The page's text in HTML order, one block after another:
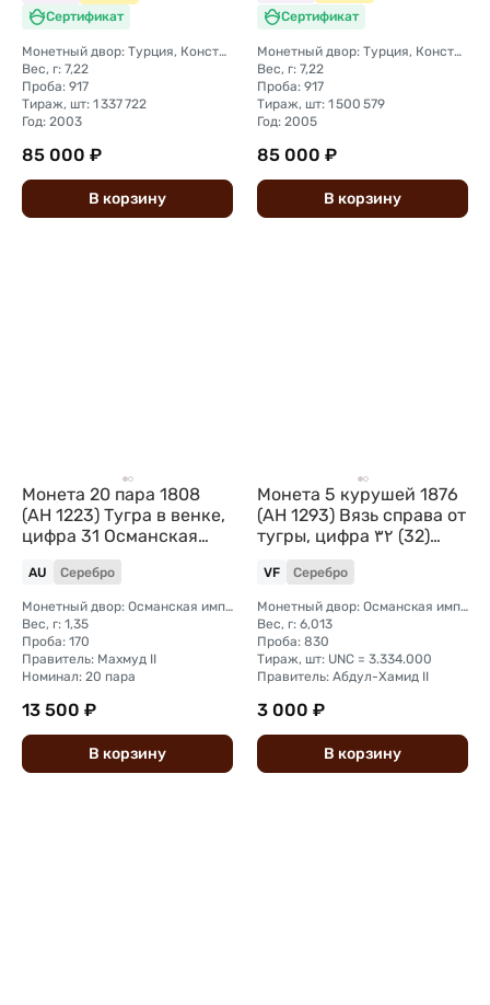
Сертификат
Монетный двор: Турция, Константинополь
Вес, г: 7,22
Проба: 917
Тираж, шт: 1 337 722
Год: 2003
85 000 ₽
В корзину
Сертификат
Монетный двор: Турция, Константинополь
Вес, г: 7,22
Проба: 917
Тираж, шт: 1 500 579
Год: 2005
85 000 ₽
В корзину
Монета 20 пара 1808
(AH 1223) Тугра в венке,
цифра 31 Османская
империя
AU Серебро
Монетный двор: Османская империя, Константинополь
Вес, г: 1,35
Проба: 170
Правитель: Махмуд II
Номинал: 20 пара
13 500 ₽
В корзину
Монета 5 курушей 1876
(AH 1293) Вязь справа от
тугры, цифра ٣٢ (32)
Османская империя
VF Серебро
Монетный двор: Османская империя, Константинополь
Вес, г: 6,013
Проба: 830
Тираж, шт: UNC = 3.334.000
Правитель: Абдул-Хамид II
3 000 ₽
В корзину